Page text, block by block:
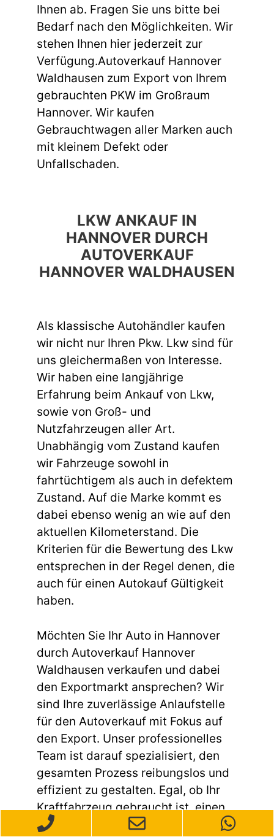
Ihnen ab. Fragen Sie uns bitte bei
Bedarf nach den Möglichkeiten. Wir
stehen Ihnen hier jederzeit zur
Verfügung.Autoverkauf Hannover
Waldhausen zum Export von Ihrem
gebrauchten PKW im Großraum
Hannover. Wir kaufen
Gebrauchtwagen aller Marken auch
mit kleinem Defekt oder
Unfallschaden.
LKW ANKAUF IN
HANNOVER DURCH
AUTOVERKAUF
HANNOVER WALDHAUSEN
Als klassische Autohändler kaufen
wir nicht nur Ihren Pkw. Lkw sind für
uns gleichermaßen von Interesse.
Wir haben eine langjährige
Erfahrung beim Ankauf von Lkw,
sowie von Groß- und
Nutzfahrzeugen aller Art.
Unabhängig vom Zustand kaufen
wir Fahrzeuge sowohl in
fahrtüchtigem als auch in defektem
Zustand. Auf die Marke kommt es
dabei ebenso wenig an wie auf den
aktuellen Kilometerstand. Die
Kriterien für die Bewertung des Lkw
entsprechen in der Regel denen, die
auch für einen Autokauf Gültigkeit
haben.
Möchten Sie Ihr Auto in Hannover
durch Autoverkauf Hannover
Waldhausen verkaufen und dabei
den Exportmarkt ansprechen? Wir
sind Ihre zuverlässige Anlaufstelle
für den Autoverkauf mit Fokus auf
den Export. Unser professionelles
Team ist darauf spezialisiert, den
gesamten Prozess reibungslos und
effizient zu gestalten. Egal, ob Ihr
Kraftfahrzeug gebraucht ist, einen
Unfallschaden aufweist oder andere